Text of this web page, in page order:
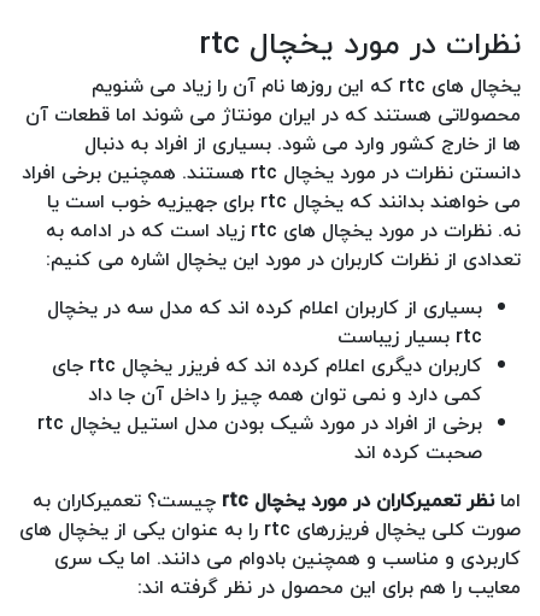
نظرات در مورد یخچال rtc
یخچال های rtc که این روزها نام آن را زیاد می شنویم
محصولاتی هستند که در ایران مونتاژ می شوند اما قطعات آن
ها از خارج کشور وارد می شود. بسیاری از افراد به دنبال
دانستن نظرات در مورد یخچال rtc هستند. همچنین برخی افراد
می خواهند بدانند که یخچال rtc برای جهیزیه خوب است یا
نه. نظرات در مورد یخچال های rtc زیاد است که در ادامه به
تعدادی از نظرات کاربران در مورد این یخچال اشاره می کنیم:
بسیاری از کاربران اعلام کرده اند که مدل سه در یخچال
rtc بسیار زیباست
کاربران دیگری اعلام کرده اند که فریزر یخچال rtc جای
کمی دارد و نمی توان همه چیز را داخل آن جا داد
برخی از افراد در مورد شیک بودن مدل استیل یخچال rtc
صحبت کرده اند
امانظر تعمیرکاران در مورد یخچال rtc
چیست؟ تعمیرکاران به
صورت کلی یخچال فریزرهای rtc را به عنوان یکی از یخچال های
کاربردی و مناسب و همچنین بادوام می دانند. اما یک سری
معایب را هم برای این محصول در نظر گرفته اند: